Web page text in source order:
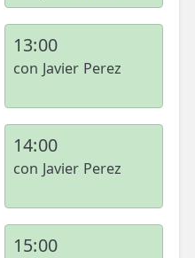
13:00
con Javier Perez
14:00
con Javier Perez
15:00